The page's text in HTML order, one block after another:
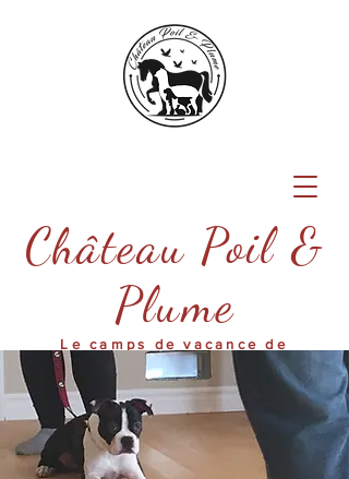
Château Poil &
Plume
Le camps de vacance de
votre animal